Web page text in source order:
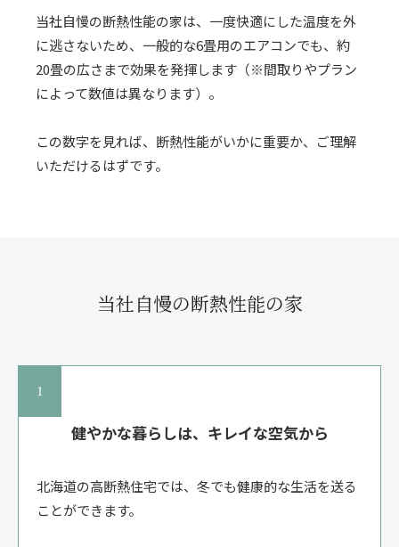
当社自慢の断熱性能の家は、一度快適にした温度を外
に逃さないため、一般的な6畳用のエアコンでも、約
20畳の広さまで効果を発揮します（※間取りやプラン
によって数値は異なります）。
この数字を見れば、断熱性能がいかに重要か、ご理解
いただけるはずです。
当社自慢の断熱性能の家
健やかな暮らしは、キレイな空気から
北海道の高断熱住宅では、冬でも健康的な生活を送る
ことができます。